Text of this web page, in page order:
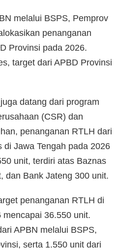
melalui BSPS, Pemprov
penanganan
Provinsi pada 2026.
target dari APBD Provinsi
datang dari program
(CSR) dan
penanganan RTLH dari
Jawa Tengah pada 2026
unit, terdiri atas Baznas
dan Bank Jateng 300 unit.
penanganan RTLH di
36.550 unit.
APBN melalui BSPS,
serta 1.550 unit dari